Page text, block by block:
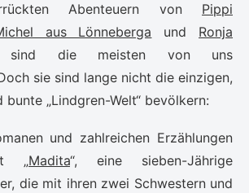
Abenteuern von Pippi
aus Lönneberga und Ronja
die meisten von uns
sie sind lange nicht die einzigen,
„Lindgren-Welt“ bevölkern:
und zahlreichen Erzählungen
„Madita“, eine sieben-Jährige
die mit ihren zwei Schwestern und